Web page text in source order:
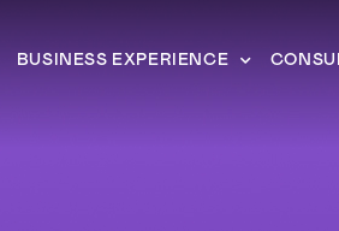
BUSINESS EXPERIENCE